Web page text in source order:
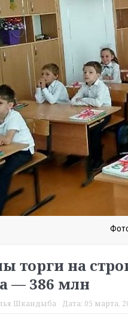
торги на
— 386 млн
Шкандыба Дата: 05 марта,